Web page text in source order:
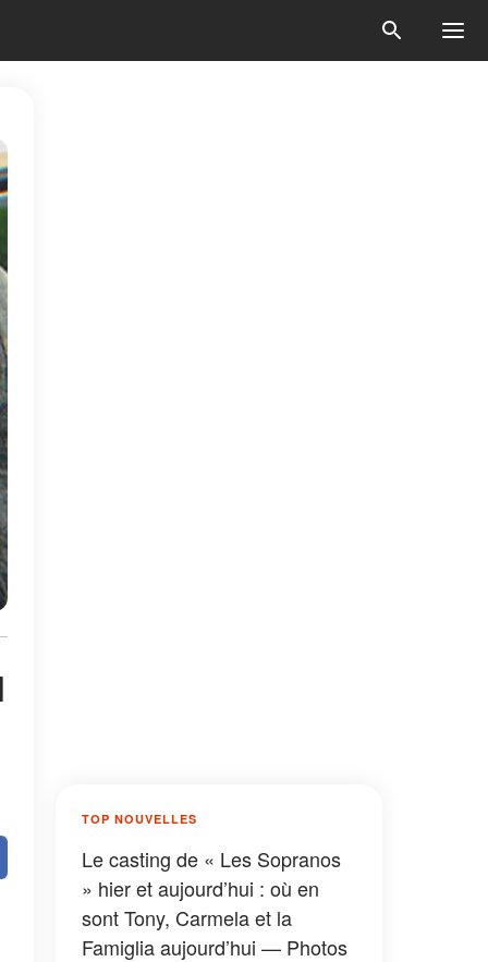
TOP NOUVELLES
Le casting de « Les Sopranos
» hier et aujourd’hui : où en
sont Tony, Carmela et la
Famiglia aujourd’hui — Photos